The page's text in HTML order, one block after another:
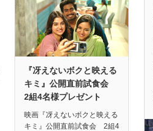
『冴えないボクと映える
キミ』公開直前試食会
2組4名様プレゼント
映画『冴えないボクと映える
キミ』公開直前試食会 2組4